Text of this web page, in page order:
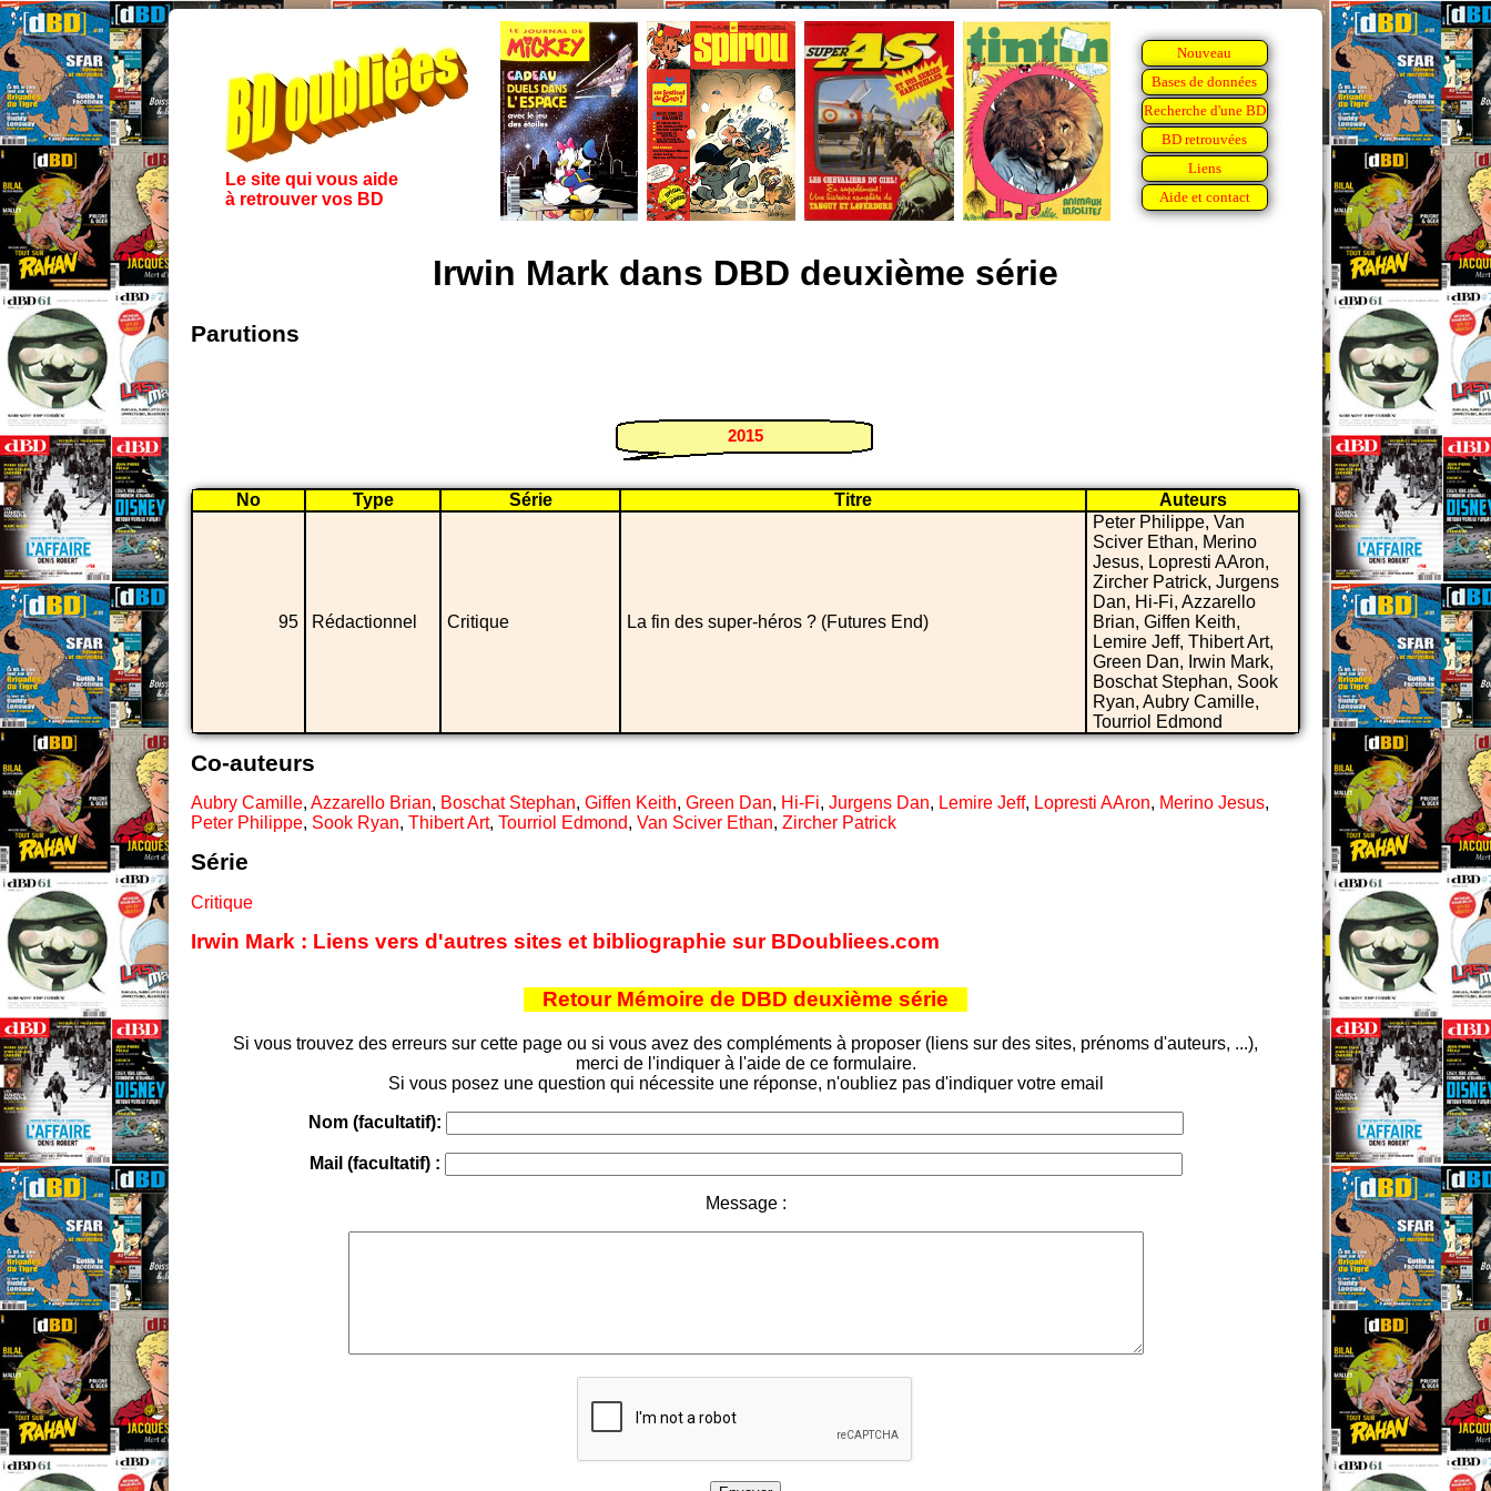
Le site qui vous aide
à retrouver vos BD
Nouveau
Bases de données
Recherche d'une BD
BD retrouvées
Liens
Aide et contact
Irwin Mark dans DBD deuxième série
Parutions
2015
No Type Série Titre Auteurs
95 Rédactionnel Critique La fin des super-héros ? (Futures End)
Peter Philippe, Van
Sciver Ethan, Merino
Jesus, Lopresti AAron,
Zircher Patrick, Jurgens
Dan, Hi-Fi, Azzarello
Brian, Giffen Keith,
Lemire Jeff, Thibert Art,
Green Dan, Irwin Mark,
Boschat Stephan, Sook
Ryan, Aubry Camille,
Tourriol Edmond
Co-auteurs
Aubry Camille, Azzarello Brian, Boschat Stephan, Giffen Keith, Green Dan, Hi-Fi, Jurgens Dan, Lemire Jeff, Lopresti AAron, Merino Jesus,
Peter Philippe, Sook Ryan, Thibert Art, Tourriol Edmond, Van Sciver Ethan, Zircher Patrick
Série
Critique
Irwin Mark : Liens vers d'autres sites et bibliographie sur BDoubliees.com
Retour Mémoire de DBD deuxième série
Si vous trouvez des erreurs sur cette page ou si vous avez des compléments à proposer (liens sur des sites, prénoms d'auteurs, ...),
merci de l'indiquer à l'aide de ce formulaire.
Si vous posez une question qui nécessite une réponse, n'oubliez pas d'indiquer votre email
Nom (facultatif):
Mail (facultatif) :
Message :